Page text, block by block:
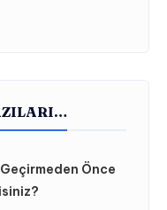
Geçirmeden Önce